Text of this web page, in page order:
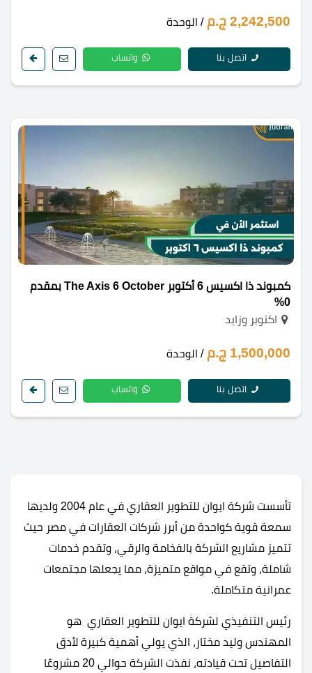
2,242,500 ج.م / الوحدة
اتصل بنا واتساب
كمبوند ذا اكسيس 6 أكتوبر The Axis 6 October بمقدم
0%
اكتوبر وزايد
1,500,000 ج.م / الوحدة
اتصل بنا واتساب
تأسست شركة ايوان للتطوير العقاري في عام 2004 ولديها
سمعة قوية كواحدة من أبرز شركات العقارات في مصر حيث
تتميز مشاريع الشركة بالفخامة والرقي، وتقدم خدمات
شاملة، وتقع في مواقع متميزة، مما يجعلها مجتمعات
عمرانية متكاملة.
رئيس التنفيذي لشركة ايوان للتطوير العقاري هو
المهندس وليد مختار، الذي يولي أهمية كبيرة لأدق
التفاصيل تحت قيادته، نفذت الشركة حوالي 20 مشروعًا